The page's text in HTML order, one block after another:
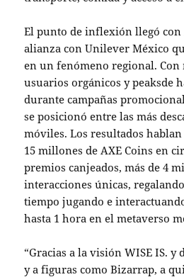
El punto de inflexión llegó con
alianza con Unilever México
en un fenómeno regional. Con
usuarios orgánicos ypeaksde
durante campañas
se posicionó entre las más
móviles. Los resultados
15 millones de AXE Coins en
premios canjeados, más de 4
interacciones únicas,
tiempo jugando e
hasta 1 hora en el metaverso
“Gracias a la visión WISE IS. y
y a figuras como Bizarrap, a